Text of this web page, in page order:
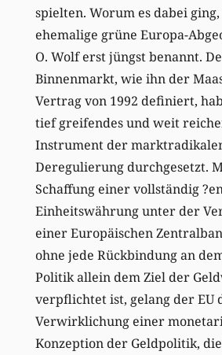
spielten. Worum es dabei
ehemalige grüne Europa-
O. Wolf erst jüngst benannt.
Binnenmarkt, wie ihn der
Vertrag von 1992 definiert,
tief greifendes und weit
Instrument der
Deregulierung durchgesetzt.
Schaffung einer vollständig
Einheitswährung unter der
einer Europäischen
ohne jede Rückbindung an
Politik allein dem Ziel der
verpflichtet ist, gelang der EU
Verwirklichung einer
Konzeption der Geldpolitik,